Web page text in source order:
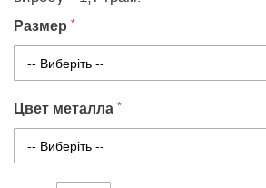
Размер
Цвет металла